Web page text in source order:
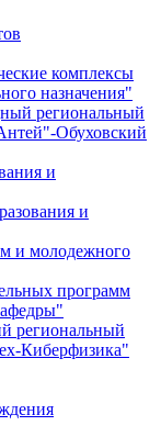
комплексы
назначения"
региональный
Обуховский
и
и
и молодежного
программ
региональный
Киберфизика"